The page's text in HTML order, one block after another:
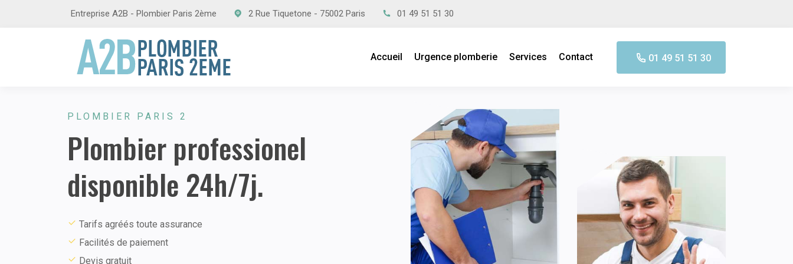
Entreprise A2B - Plombier Paris 2ème 2 Rue Tiquetone - 75002 Paris 01 49 51 51 30
Accueil Urgence plomberie Services Contact 01 49 51 51 30
PLOMBIER PARIS 2
Plombier professionel
disponible 24h/7j.
Tarifs agréés toute assurance
Facilités de paiement
Devis gratuit